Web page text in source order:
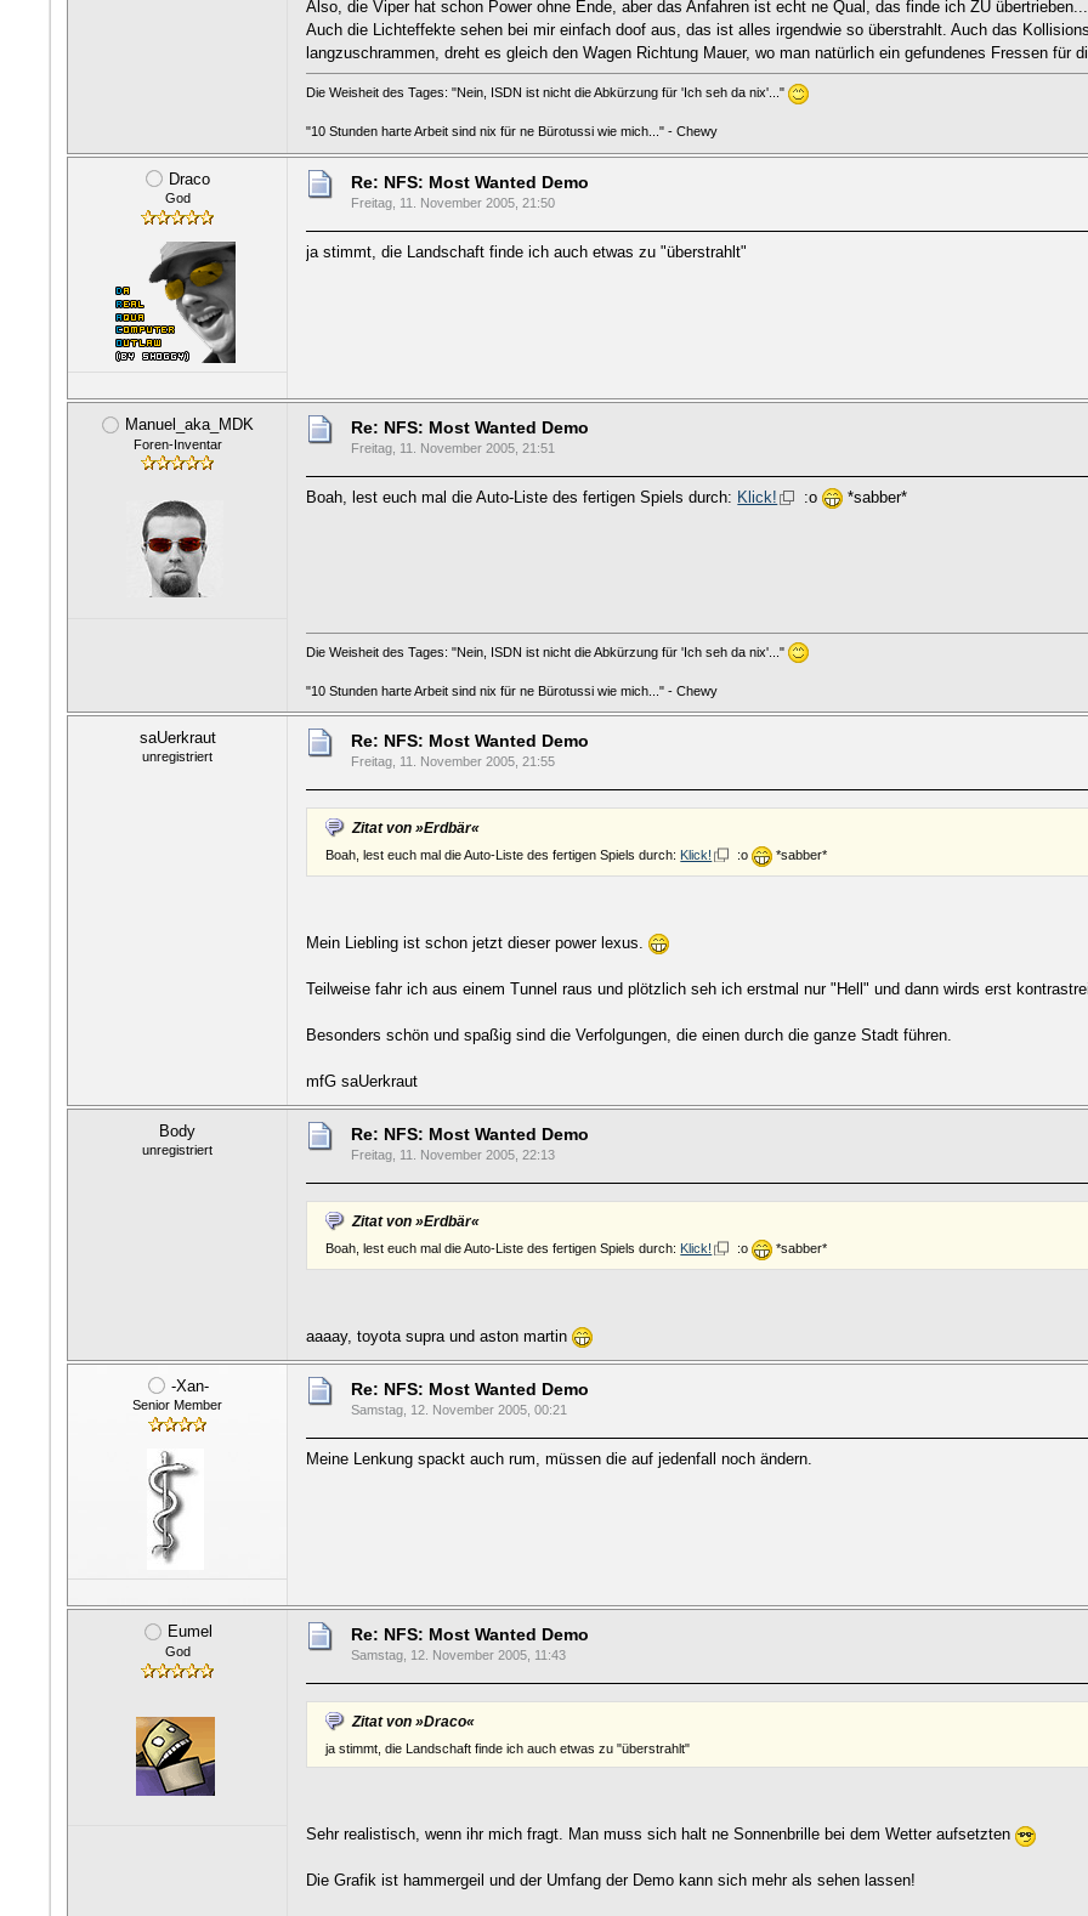
Also, die Viper hat schon Power ohne Ende, aber das Anfahren ist echt ne Qual, das finde ich ZU
Auch die Lichteffekte sehen bei mir einfach doof aus, das ist alles irgendwie so überstrahlt. Auch das
langzuschrammen, dreht es gleich den Wagen Richtung Mauer, wo man natürlich ein gefundenes Fressen für
Die Weisheit des Tages: "Nein, ISDN ist nicht die Abkürzung für 'Ich seh da nix'..."
"10 Stunden harte Arbeit sind nix für ne Bürotussi wie mich..." - Chewy
Draco
God
Re: NFS: Most Wanted Demo
Freitag, 11. November 2005, 21:50
ja stimmt, die Landschaft finde ich auch etwas zu "überstrahlt"
Manuel_aka_MDK
Foren-Inventar
Re: NFS: Most Wanted Demo
Freitag, 11. November 2005, 21:51
Boah, lest euch mal die Auto-Liste des fertigen Spiels durch: Klick! :o *sabber*
Die Weisheit des Tages: "Nein, ISDN ist nicht die Abkürzung für 'Ich seh da nix'..."
"10 Stunden harte Arbeit sind nix für ne Bürotussi wie mich..." - Chewy
saUerkraut
unregistriert
Re: NFS: Most Wanted Demo
Freitag, 11. November 2005, 21:55
Zitat von »Erdbär«
Boah, lest euch mal die Auto-Liste des fertigen Spiels durch: Klick! :o *sabber*
Mein Liebling ist schon jetzt dieser power lexus.
Teilweise fahr ich aus einem Tunnel raus und plötzlich seh ich erstmal nur "Hell" und dann wirds erst
Besonders schön und spaßig sind die Verfolgungen, die einen durch die ganze Stadt führen.
mfG saUerkraut
Body
unregistriert
Re: NFS: Most Wanted Demo
Freitag, 11. November 2005, 22:13
Zitat von »Erdbär«
Boah, lest euch mal die Auto-Liste des fertigen Spiels durch: Klick! :o *sabber*
aaaay, toyota supra und aston martin
-Xan-
Senior Member
Re: NFS: Most Wanted Demo
Samstag, 12. November 2005, 00:21
Meine Lenkung spackt auch rum, müssen die auf jedenfall noch ändern.
Eumel
God
Re: NFS: Most Wanted Demo
Samstag, 12. November 2005, 11:43
Zitat von »Draco«
ja stimmt, die Landschaft finde ich auch etwas zu "überstrahlt"
Sehr realistisch, wenn ihr mich fragt. Man muss sich halt ne Sonnenbrille bei dem Wetter aufsetzten
Die Grafik ist hammergeil und der Umfang der Demo kann sich mehr als sehen lassen!